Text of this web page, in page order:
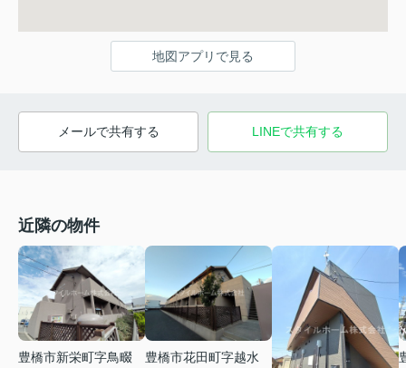
地図アプリで見る
メールで共有する LINEで共有する
近隣の物件
豊橋市新栄町字鳥畷
豊橋市花田町字越水